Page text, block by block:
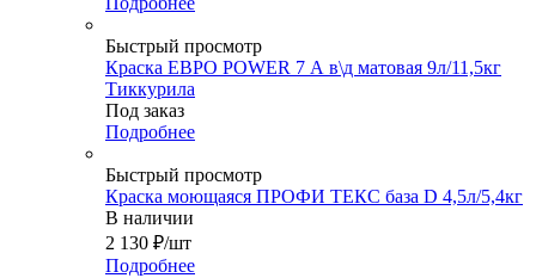
Быстрый просмотр
Краска ЕВРО POWER 7 А в\д матовая 9л/11,5кг
Тиккурила
Под заказ
Подробнее
Быстрый просмотр
Краска моющаяся ПРОФИ ТЕКС база D 4,5л/5,4кг
В наличии
2 130 ₽/шт
Подробнее